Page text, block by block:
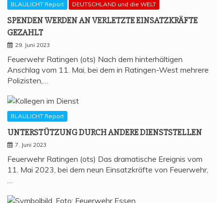
BLAULICHT Report DEUTSCHLAND und die WELT
SPEN­DEN WER­DEN AN VER­LETZ­TE EIN­SATZ­KRÄF­TE
GEZAHLT
29. Juni 2023
Feuerwehr Ratingen (ots) Nach dem hinterhältigen
Anschlag vom 11. Mai, bei dem in Ratingen-West mehrere
Polizisten,…
BLAULICHT Report
UNTER­STÜT­ZUNG DURCH ANDE­RE DIENSTSTELLEN
7. Juni 2023
Feuerwehr Ratingen (ots) Das dramatische Ereignis vom
11. Mai 2023, bei dem neun Einsatzkräfte von Feuerwehr,
…